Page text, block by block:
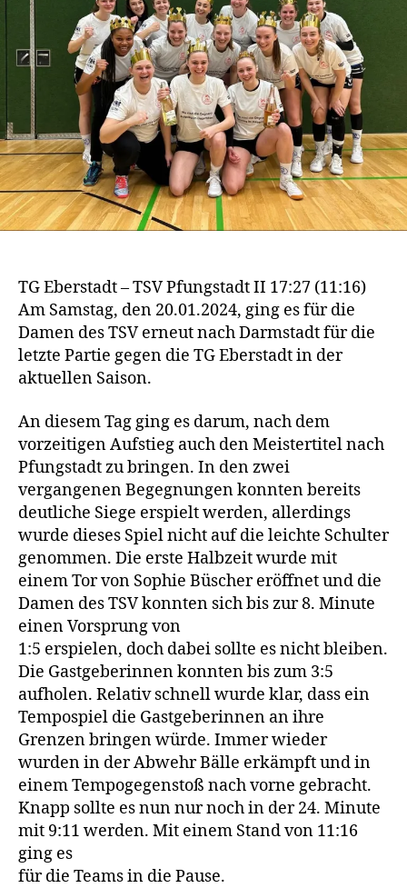
TG Eberstadt – TSV Pfungstadt II 17:27 (11:16)
Am Samstag, den 20.01.2024, ging es für die
Damen des TSV erneut nach Darmstadt für die
letzte Partie gegen die TG Eberstadt in der
aktuellen Saison.
An diesem Tag ging es darum, nach dem
vorzeitigen Aufstieg auch den Meistertitel nach
Pfungstadt zu bringen. In den zwei
vergangenen Begegnungen konnten bereits
deutliche Siege erspielt werden, allerdings
wurde dieses Spiel nicht auf die leichte Schulter
genommen. Die erste Halbzeit wurde mit
einem Tor von Sophie Büscher eröffnet und die
Damen des TSV konnten sich bis zur 8. Minute
einen Vorsprung von
1:5 erspielen, doch dabei sollte es nicht bleiben.
Die Gastgeberinnen konnten bis zum 3:5
aufholen. Relativ schnell wurde klar, dass ein
Tempospiel die Gastgeberinnen an ihre
Grenzen bringen würde. Immer wieder
wurden in der Abwehr Bälle erkämpft und in
einem Tempogegenstoß nach vorne gebracht.
Knapp sollte es nun nur noch in der 24. Minute
mit 9:11 werden. Mit einem Stand von 11:16
ging es
für die Teams in die Pause.